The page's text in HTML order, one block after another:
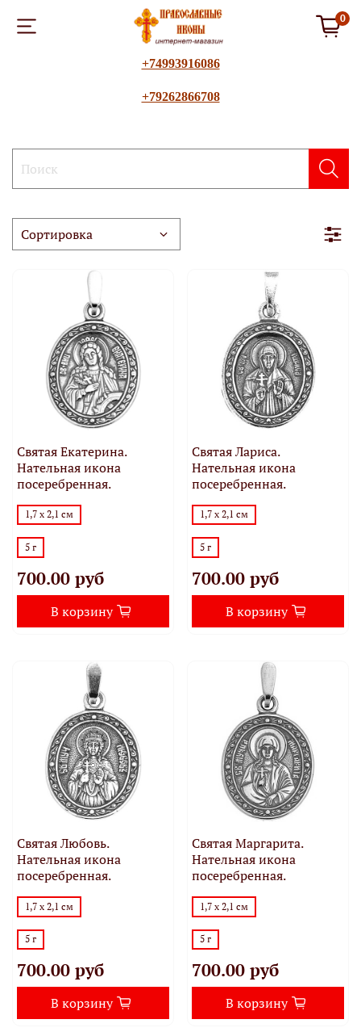
0
+74993916086
+79262866708
Святая Екатерина.
Нательная икона
посеребренная.
1,7 х 2,1 см
5 г
700.00 руб
В корзину
Святая Лариса.
Нательная икона
посеребренная.
1,7 х 2,1 см
5 г
700.00 руб
В корзину
Святая Любовь.
Нательная икона
посеребренная.
1,7 х 2,1 см
5 г
700.00 руб
В корзину
Святая Маргарита.
Нательная икона
посеребренная.
1,7 х 2,1 см
5 г
700.00 руб
В корзину